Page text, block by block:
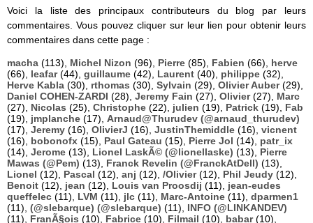
Voici la liste des principaux contributeurs du blog par leurs
commentaires. Vous pouvez cliquer sur leur lien pour obtenir leurs
commentaires dans cette page :
macha (113), Michel Nizon (96), Pierre (85), Fabien (66), herve
(66), leafar(44), guillaume (42), Laurent (40), philippe (32),
Herve Kabla (30), rthomas (30), Sylvain (29), Olivier Auber(29),
Daniel COHEN-ZARDI (28), Jeremy Fain (27), Olivier(27), Marc
(27), Nicolas (25), Christophe (22), julien (19), Patrick (19), Fab
(19), jmplanche (17), Arnaud@Thurudev (@arnaud_thurudev)
(17), Jeremy (16), OlivierJ (16), JustinThemiddle (16), vicnent
(16), bobonofx (15), Paul Gateau (15), Pierre Jol (14), patr_ix
(14), Jerome (13), Lionel LaskÃ© (@lionellaske) (13), Pierre
Mawas (@Pem) (13), Franck Revelin (@FranckAtDell) (13),
Lionel (12), Pascal (12), anj (12), /Olivier(12), Phil Jeudy (12),
Benoit (12), jean (12), Louis van Proosdij (11), jean-eudes
queffelec (11), LVM (11), jlc (11), Marc-Antoine (11), dparmen1
(11), (@slebarque) (@slebarque) (11), INFO (@LINKANDEV)
(11), FranÃ§ois (10), Fabrice (10), Filmail (10), babar(10),